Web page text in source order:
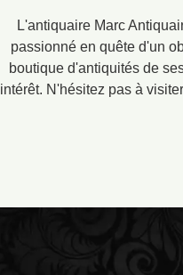
L'antiquaire Marc
passionné en quête d'un
boutique d'antiquités de
intérêt. N'hésitez pas à